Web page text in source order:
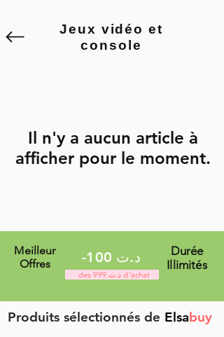
Jeux vidéo et
console
Il n'y a aucun article à
afficher pour le moment.
Meilleur
Offres
des 999 د.ت d'achat
Durée
Illimités
Produits sélectionnés de Elsabuy